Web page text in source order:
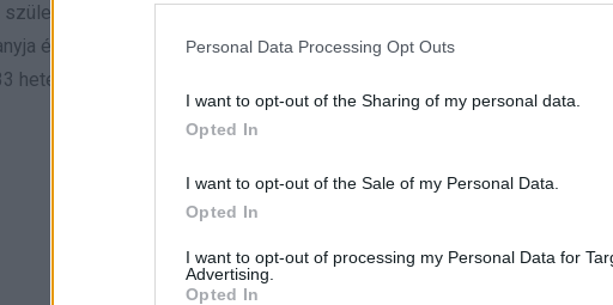
Personal Data Processing Opt Outs
I want to opt-out of the Sharing of my personal data.
Opted In
I want to opt-out of the Sale of my Personal Data.
Opted In
I want to opt-out of processing my Personal Data for
Advertising.
Opted In
Texasban. Édesanyja Wesley korábbi párja volt, akit egy másik
és élettársa drogfogyasztók voltak. A fiú biológiai édesanyja
hetes koraszülöttként jött a világra.